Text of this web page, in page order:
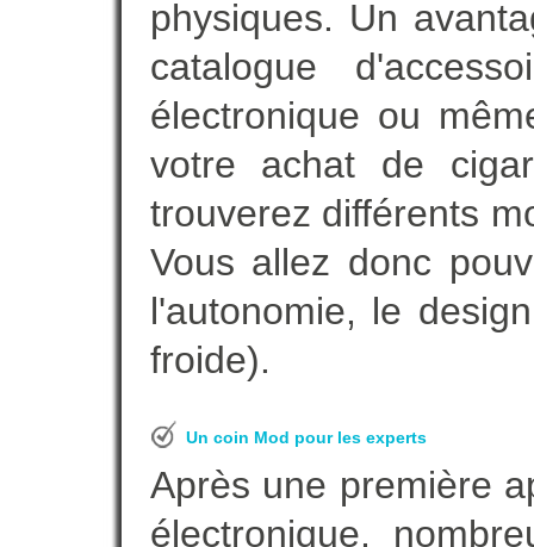
physiques. Un
catalogue
électronique ou
votre achat de
trouverez différents
Vous allez donc
l'autonomie, le
froide).
Un coin Mod pour les experts
Après une première
électronique,